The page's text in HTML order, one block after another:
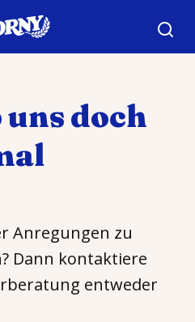
doch
Anregungen zu
Dann kontaktiere
entweder